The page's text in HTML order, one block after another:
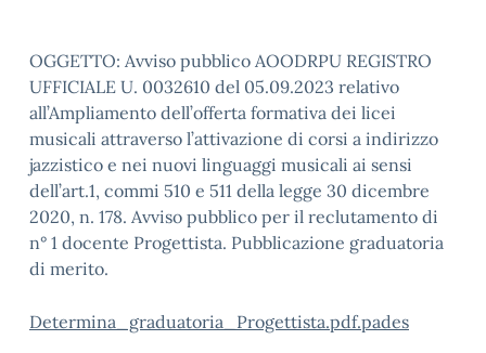
OGGETTO: Avviso pubblico AOODRPU REGISTRO
UFFICIALE U. 0032610 del 05.09.2023 relativo
all’Ampliamento dell’offerta formativa dei licei
musicali attraverso l’attivazione di corsi a indirizzo
jazzistico e nei nuovi linguaggi musicali ai sensi
dell’art.1, commi 510 e 511 della legge 30 dicembre
2020, n. 178. Avviso pubblico per il reclutamento di
n° 1 docente Progettista. Pubblicazione graduatoria
di merito.
Determina_graduatoria_Progettista.pdf.pades